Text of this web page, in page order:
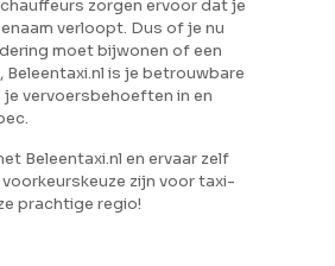
zorgen ervoor dat je
verloopt. Dus of je nu
moet bijwonen of een
is je betrouwbare
vervoersbehoeften in en
Beleentaxi.nl en ervaar zelf
zijn voor taxi-
prachtige regio!